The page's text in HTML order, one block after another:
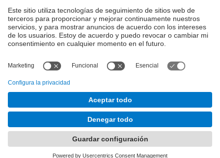
Investigación
Empresa
¿Qué necesitas?
© Facultat d'Informàtica de Barcelona - Universitat Politècnica
de Catalunya - BarcelonaTech
Aviso legal Configuración de privadesa